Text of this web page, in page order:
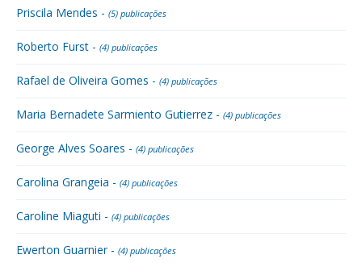
Priscila Mendes - (5) publicações
Roberto Furst - (4) publicações
Rafael de Oliveira Gomes - (4) publicações
Maria Bernadete Sarmiento Gutierrez - (4) publicações
George Alves Soares - (4) publicações
Carolina Grangeia - (4) publicações
Caroline Miaguti - (4) publicações
Ewerton Guarnier - (4) publicações